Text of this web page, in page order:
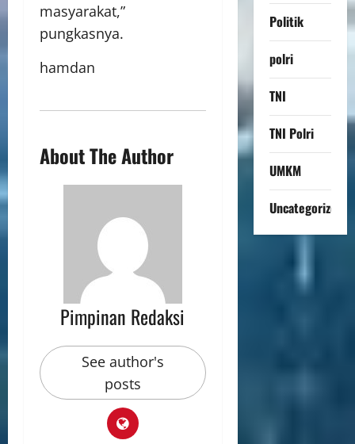
masyarakat,”
pungkasnya.
hamdan
About The Author
Pimpinan Redaksi
See author's
posts
Politik
polri
TNI
TNI Polri
UMKM
Uncategorized